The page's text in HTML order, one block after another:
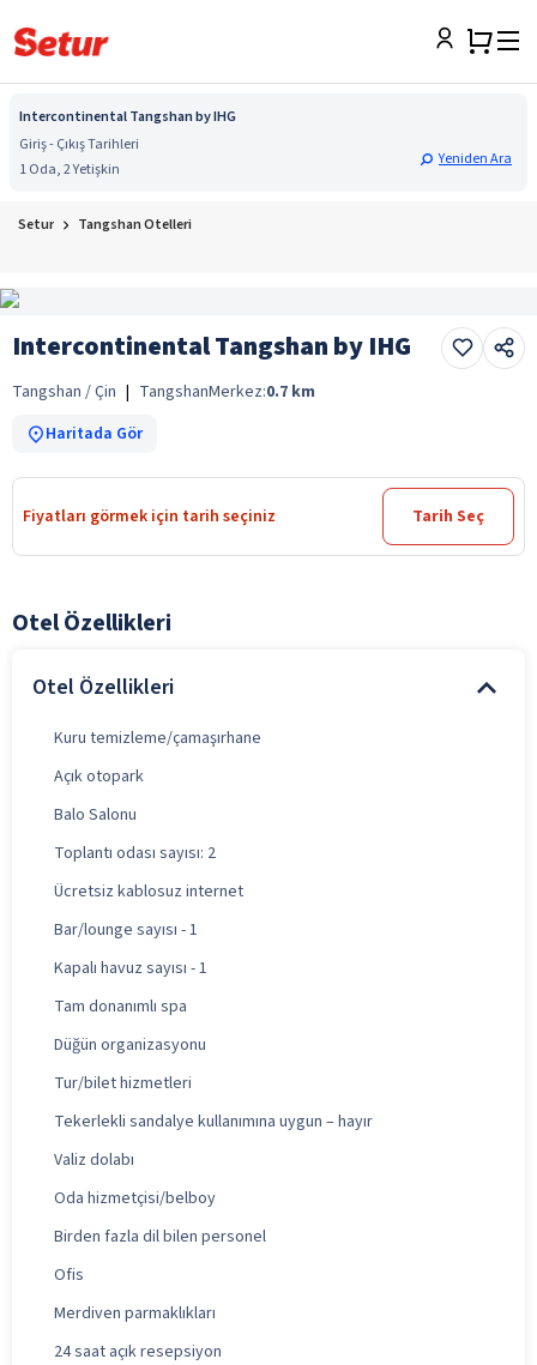
Intercontinental Tangshan by IHG
Giriş - Çıkış Tarihleri
1 Oda, 2 Yetişkin
Yeniden Ara
Setur Tangshan Otelleri
Intercontinental Tangshan by IHG
Tangshan / Çin | TangshanMerkez:0.7 km
Haritada Gör
Fiyatları görmek için tarih seçiniz Tarih Seç
Otel Özellikleri
Otel Özellikleri
Kuru temizleme/çamaşırhane
Açık otopark
Balo Salonu
Toplantı odası sayısı: 2
Ücretsiz kablosuz internet
Bar/lounge sayısı - 1
Kapalı havuz sayısı - 1
Tam donanımlı spa
Düğün organizasyonu
Tur/bilet hizmetleri
Tekerlekli sandalye kullanımına uygun – hayır
Valiz dolabı
Oda hizmetçisi/belboy
Birden fazla dil bilen personel
Ofis
Merdiven parmaklıkları
24 saat açık resepsiyon